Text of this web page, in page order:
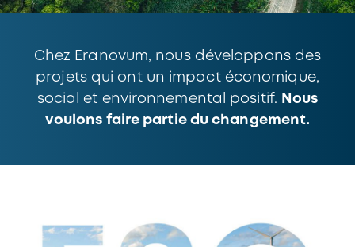
Chez Eranovum, nous développons des
projets qui ont un impact économique,
social et environnemental positif.
Nous
voulons faire partie du changement.